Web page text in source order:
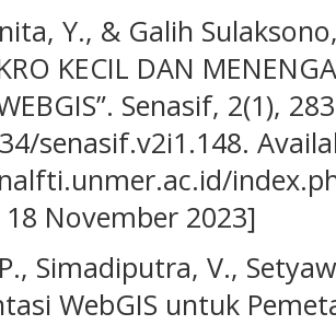
Y., & Galih
KECIL DAN
Senasif, 2(1),
senasif.v2i1.148.
18 November 2023]
Simadiputra, V.,
WebGIS untuk